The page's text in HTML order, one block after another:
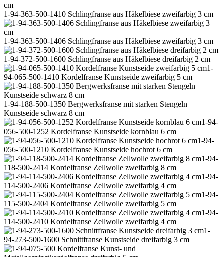
1-94-363-500-1410 Schlingfranse aus Häkelbiese zweifarbig 3 cm
1-94-363-500-1406 Schlingfranse aus Häkelbiese zweifarbig 3 cm
1-94-372-500-1600 Schlingfranse aus Häkelbiese dreifarbig 2 cm
1-
94-065-500-1410 Kordelfranse Kunstseide zweifarbig 5 cm
1-94-188-500-1350 Bergwerksfranse mit starken Stengeln
Kunstseide schwarz 8 cm
1-94-
056-500-1252 Kordelfranse Kunstseide kornblau 6 cm
1-94-
056-500-1210 Kordelfranse Kunstseide hochrot 6 cm
1-94-
118-500-2414 Kordelfranse Zellwolle zweifarbig 8 cm
1-94-
114-500-2406 Kordelfranse Zellwolle zweifarbig 4 cm
1-94-
115-500-2404 Kordelfranse Zellwolle zweifarbig 5 cm
1-94-
114-500-2410 Kordelfranse Zellwolle zweifarbig 4 cm
1-
94-273-500-1600 Schnittfranse Kunstseide dreifarbig 3 cm